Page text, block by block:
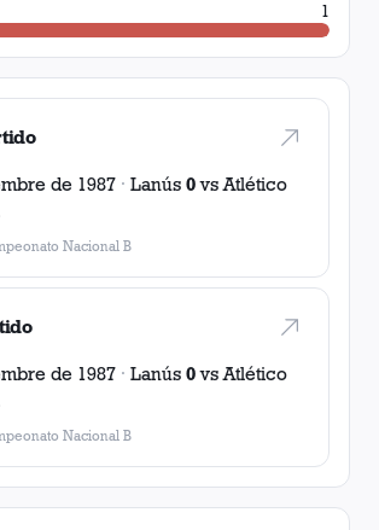
1
de 1987 · Lanús 0vs Atlético
Nacional B
de 1987 · Lanús 0vs Atlético
Nacional B